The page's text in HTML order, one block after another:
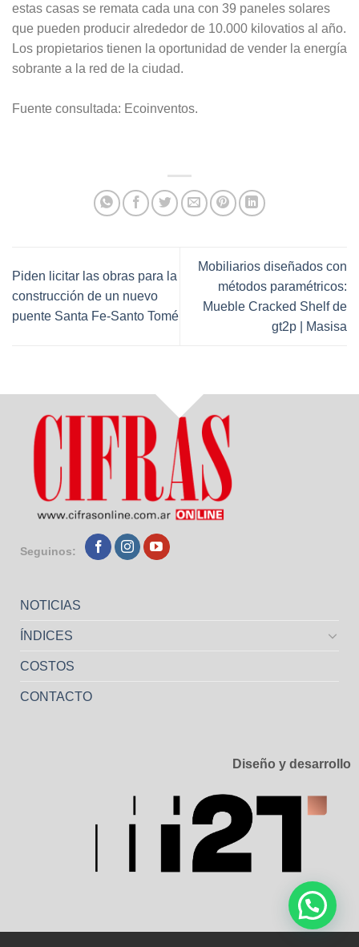
estas casas se remata cada una con 39 paneles solares
que pueden producir alrededor de 10.000 kilovatios al año.
Los propietarios tienen la oportunidad de vender la energía
sobrante a la red de la ciudad.
Fuente consultada: Ecoinventos.
Piden licitar las obras para la
construcción de un nuevo
puente Santa Fe-Santo Tomé
Mobiliarios diseñados con
métodos paramétricos:
Mueble Cracked Shelf de
gt2p | Masisa
Seguinos:
NOTICIAS
ÍNDICES
COSTOS
CONTACTO
Diseño y desarrollo